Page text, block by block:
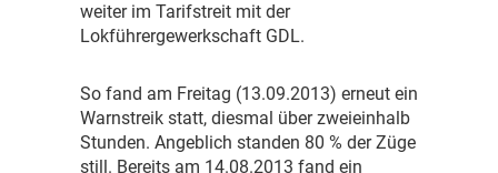
weiter im Tarifstreit mit der
Lokführergewerkschaft GDL.
So fand am Freitag (13.09.2013) erneut ein
Warnstreik statt, diesmal über zweieinhalb
Stunden. Angeblich standen 80 % der Züge
still. Bereits am 14.08.2013 fand ein